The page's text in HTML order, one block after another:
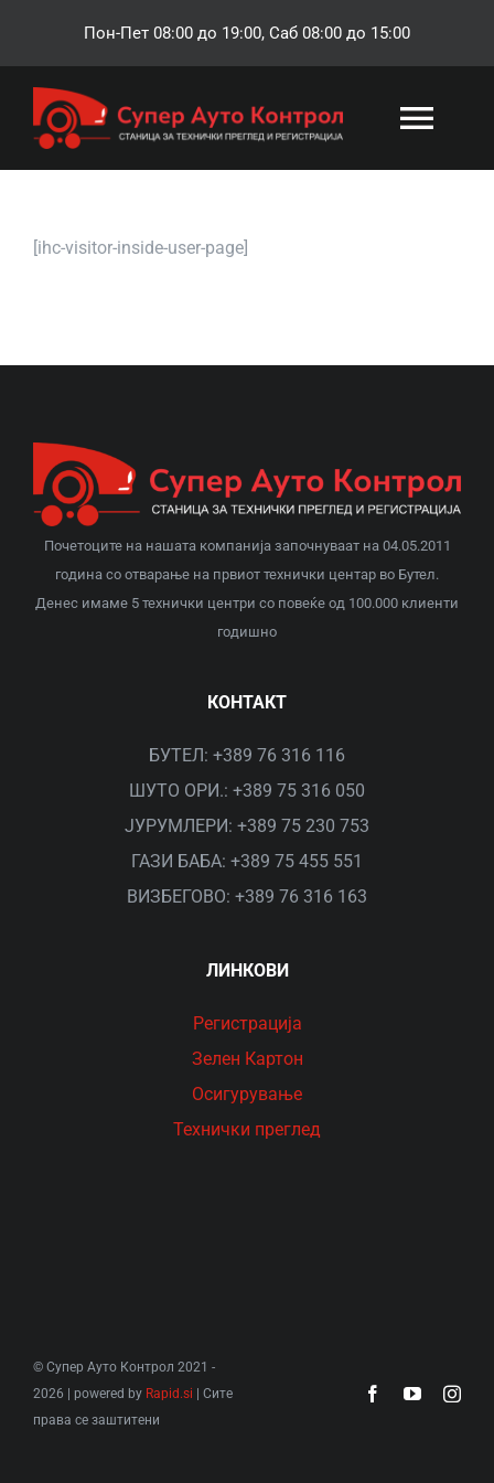
content
Пон-Пет 08:00 до 19:00, Саб 08:00 до 15:00
ДОКУМЕНТИ
ЗА НАС
[ihc-visitor-inside-user-page]
Почетоците на нашата компанија започнуваат на 04.05.2011
година со отварање на првиот технички центар во Бутел.
Денес имаме 5 технички центри со повеќе од 100.000 клиенти
годишно
КОНТАКТ
БУТЕЛ: +389 76 316 116
ШУТО ОРИ.: +389 75 316 050
ЈУРУМЛЕРИ: +389 75 230 753
ГАЗИ БАБА: +389 75 455 551
ВИЗБЕГОВО: +389 76 316 163
ЛИНКОВИ
Рeгистрација
Зелен Картон
Осигурување
Технички преглед
© Супер Ауто Контрол 2021 -
2026 | powered by Rapid.si | Сите
права се заштитени